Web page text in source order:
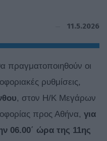
11.5.2026
πραγματοποιηθούν οι
ρυθμίσεις,
, στον Η/Κ Μεγάρων
προς Αθήνα, για
06.00΄ ώρα της 11ης